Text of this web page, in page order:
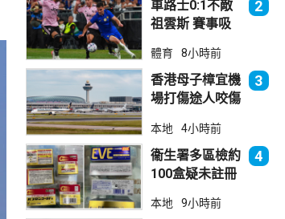
車路士0:1不敵
祖雲斯 賽事吸
入場
2
體育 8小時前
香港母子樟宜機
場打傷途人咬傷
法院判囚
3
本地 4小時前
衞生署多區檢約
100盒疑未註冊
拘38歲男子
4
本地 9小時前